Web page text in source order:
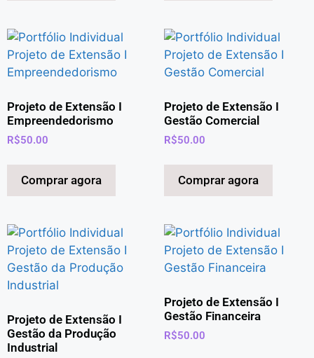
Projeto de Extensão I
Empreendedorismo
R$50.00
Comprar agora
Projeto de Extensão I
Gestão Comercial
R$50.00
Comprar agora
Projeto de Extensão I
Gestão da Produção
Industrial
Projeto de Extensão I
Gestão Financeira
R$50.00